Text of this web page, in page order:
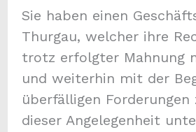
Sie haben einen
Thurgau, welcher ihre
trotz erfolgter Mahnung
und weiterhin mit der
überfälligen
dieser Angelegenheit